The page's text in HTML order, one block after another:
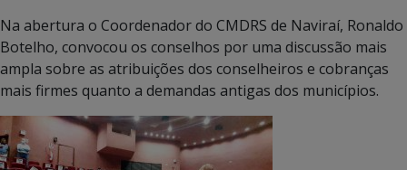
Na abertura o Coordenador do CMDRS de Naviraí, Ronaldo
Botelho, convocou os conselhos por uma discussão mais
ampla sobre as atribuições dos conselheiros e cobranças
mais firmes quanto a demandas antigas dos municípios.